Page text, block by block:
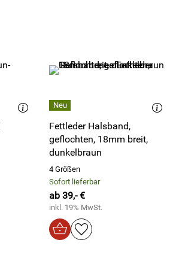
Fettleder Halsband,
geflochten, 18mm breit,
dunkelbraun
4 Größen
Sofort lieferbar
ab 39,- €
inkl. 19% MwSt.